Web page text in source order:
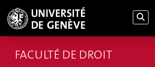
FACULTÉ DE DROIT